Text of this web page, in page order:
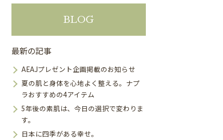
BLOG
最新の記事
AEAJプレゼント企画掲載のお知らせ
夏の肌と身体を心地よく整える。ナプ
ラおすすめの4アイテム
5年後の素肌は、今日の選択で変わりま
す。
日本に四季がある幸せ。